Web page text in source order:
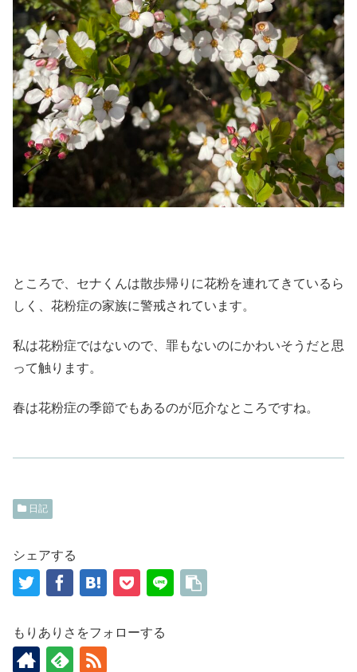
ところで、セナくんは散歩帰りに花粉を連れてきているら
しく、花粉症の家族に警戒されています。
私は花粉症ではないので、罪もないのにかわいそうだと思
って触ります。
春は花粉症の季節でもあるのが厄介なところですね。
日記
シェアする
もりありさをフォローする